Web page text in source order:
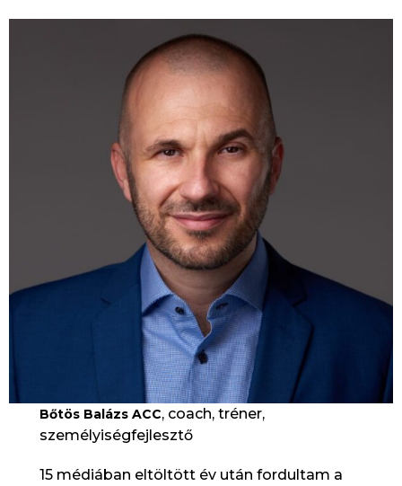
Bőtös Balázs ACC, coach, tréner,
személyiségfejlesztő
15 médiában eltöltött év után fordultam a